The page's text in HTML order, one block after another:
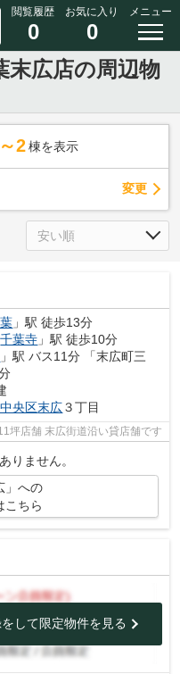
閲覧履歴
0
お気に入り
0
メニュー
広店の周辺物
2 棟を表示
変更
」駅 徒歩13分
千葉寺 」駅 徒歩10分
」駅 バス11分 「末広町三
央区末広３丁目
坪店舗 末広街道沿い貸店舗です
りません。
」への
こちら
して限定物件を見る